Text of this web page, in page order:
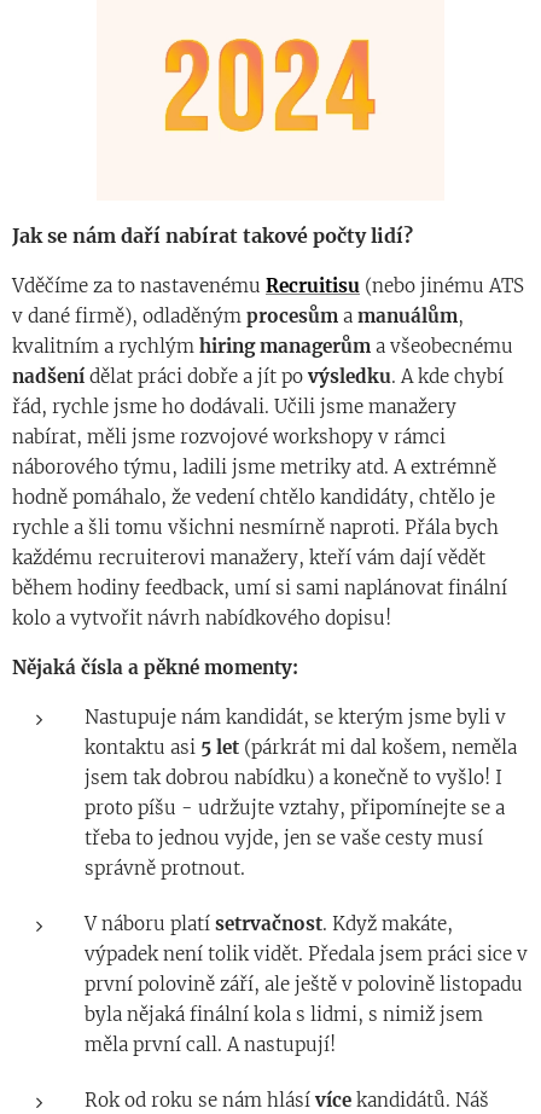
Jak se nám daří nabírat takové počty lidí?
Vděčíme za to nastavenému Recruitisu (nebo jinému ATS
v dané firmě), odladěným procesům a manuálům,
kvalitním a rychlým hiring managerům a všeobecnému
nadšení dělat práci dobře a jít po výsledku. A kde chybí
řád, rychle jsme ho dodávali. Učili jsme manažery
nabírat, měli jsme rozvojové workshopy v rámci
náborového týmu, ladili jsme metriky atd. A extrémně
hodně pomáhalo, že vedení chtělo kandidáty, chtělo je
rychle a šli tomu všichni nesmírně naproti. Přála bych
každému recruiterovi manažery, kteří vám dají vědět
během hodiny feedback, umí si sami naplánovat finální
kolo a vytvořit návrh nabídkového dopisu!
Nějaká čísla a pěkné momenty:
Nastupuje nám kandidát, se kterým jsme byli v
kontaktu asi 5 let (párkrát mi dal košem, neměla
jsem tak dobrou nabídku) a konečně to vyšlo! I
proto píšu - udržujte vztahy, připomínejte se a
třeba to jednou vyjde, jen se vaše cesty musí
správně protnout.
V náboru platí setrvačnost. Když makáte,
výpadek není tolik vidět. Předala jsem práci sice v
první polovině září, ale ještě v polovině listopadu
byla nějaká finální kola s lidmi, s nimiž jsem
měla první call. A nastupují!
Rok od roku se nám hlásí více kandidátů. Náš